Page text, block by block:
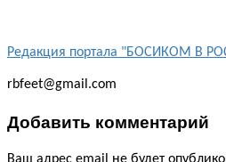
Редакция портала "БОСИКОМ В
rbfeet@gmail.com
Добавить комментарий